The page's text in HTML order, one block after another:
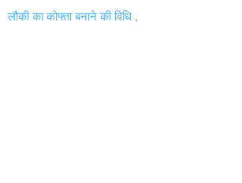
लौकी का कोफ्ता बनाने की विधि ,